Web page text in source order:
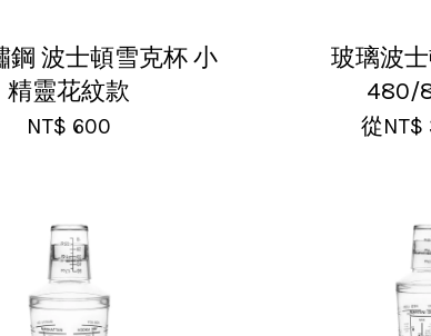
鋼 波士頓雪克杯 小
精靈花紋款
NT$ 600
玻璃波
480/
從NT$